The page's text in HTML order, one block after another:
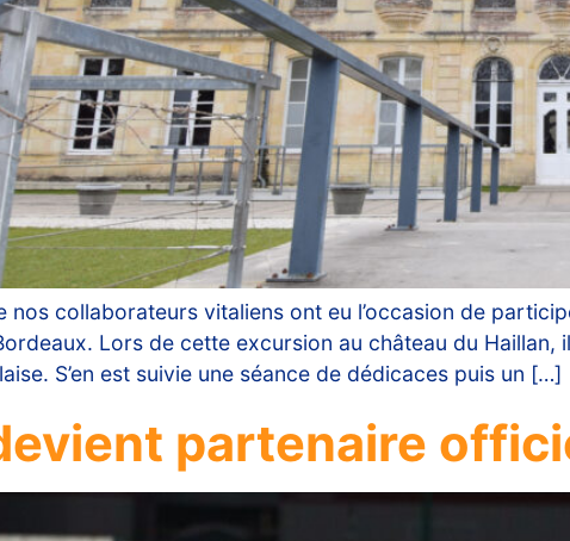
nos collaborateurs vitaliens ont eu l’occasion de
Lors de cette excursion au château du
S’en est suivie une séance de dédicaces puis un […]
partenaire